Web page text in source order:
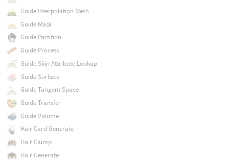
Guide Interpolation Mesh
Guide Mask
Guide Partition
Guide Process
Guide Skin Attribute Lookup
Guide Surface
Guide Tangent Space
Guide Transfer
Guide Volume
Hair Card Generate
Hair Clump
Hair Generate